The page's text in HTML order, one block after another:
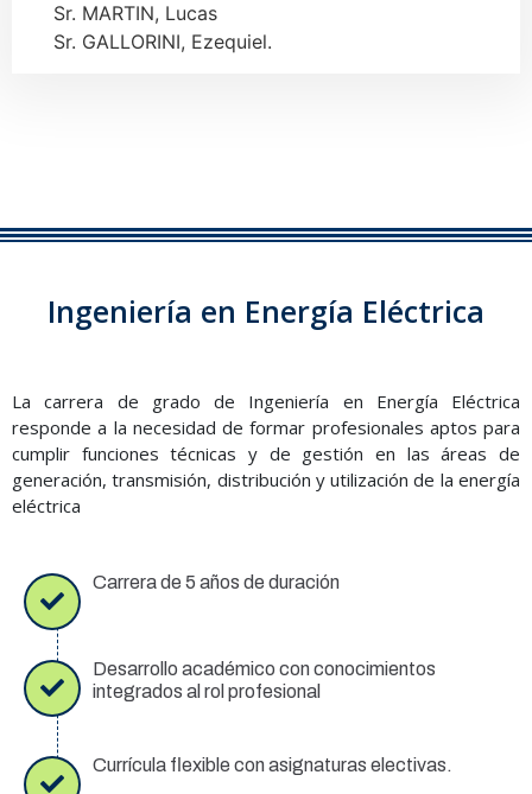
Sr. MARTIN, Lucas
Sr. GALLORINI, Ezequiel.
Ingeniería en Energía Eléctrica
La carrera de grado de Ingeniería en Energía Eléctrica
responde a la necesidad de formar profesionales aptos para
cumplir funciones técnicas y de gestión en las áreas de
generación, transmisión, distribución y utilización de la energía
eléctrica
Carrera de 5 años de duración
Desarrollo académico con conocimientos
integrados al rol profesional
Currícula flexible con asignaturas electivas.